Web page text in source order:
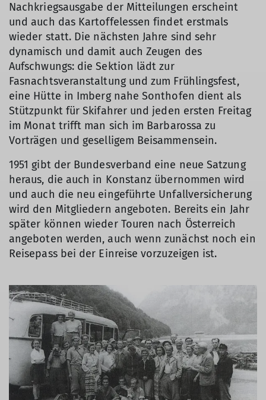
Nachkriegsausgabe der Mitteilungen erscheint
und auch das Kartoffelessen findet erstmals
wieder statt. Die nächsten Jahre sind sehr
dynamisch und damit auch Zeugen des
Aufschwungs: die Sektion lädt zur
Fasnachtsveranstaltung und zum Frühlingsfest,
eine Hütte in Imberg nahe Sonthofen dient als
Stützpunkt für Skifahrer und jeden ersten Freitag
im Monat trifft man sich im Barbarossa zu
Vorträgen und geselligem Beisammensein.
1951 gibt der Bundesverband eine neue Satzung
heraus, die auch in Konstanz übernommen wird
und auch die neu eingeführte Unfallversicherung
wird den Mitgliedern angeboten. Bereits ein Jahr
später können wieder Touren nach Österreich
angeboten werden, auch wenn zunächst noch ein
Reisepass bei der Einreise vorzuzeigen ist.